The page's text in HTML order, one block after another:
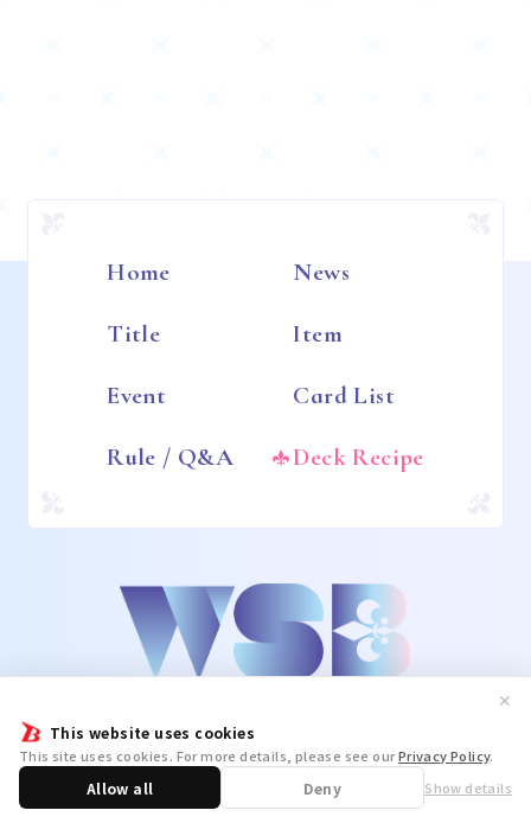
This website uses cookies
This site uses cookies. For more details, please see ourPrivacy Policy.
Allow all Deny Show details
✕
Home News
Title Item
Event Card List
Rule / Q&A Deck Recipe